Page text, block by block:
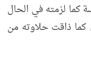
كما لزمته في الحال
كما ذاقت حلاوته من